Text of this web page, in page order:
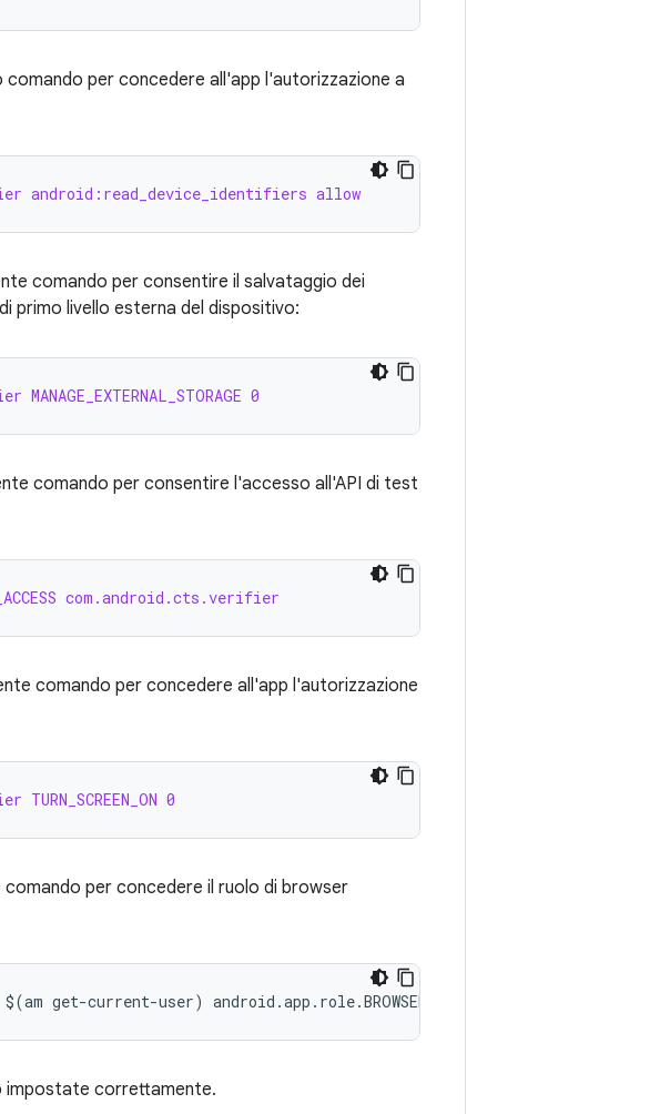
comando per concedere all'app l'autorizzazione a
android:read_device_identifiers allow
comando per consentire il salvataggio dei
primo livello esterna del dispositivo:
0
comando per consentire l'accesso all'API di test
com.android.cts.verifier
comando per concedere all'app l'autorizzazione
0
comando per concedere il ruolo di browser
impostate correttamente.